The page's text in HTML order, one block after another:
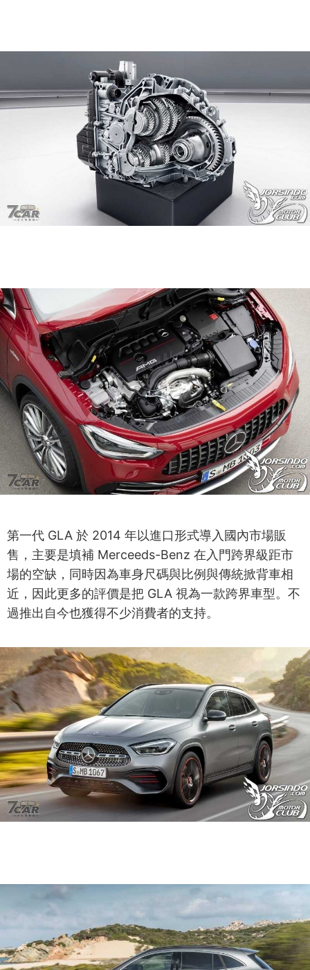
第一代 GLA 於 2014 年以進口形式導入國內市場販
售，主要是填補 Merceeds-Benz 在入門跨界級距市
場的空缺，同時因為車身尺碼與比例與傳統掀背車相
近，因此更多的評價是把 GLA 視為一款跨界車型。不
過推出自今也獲得不少消費者的支持。